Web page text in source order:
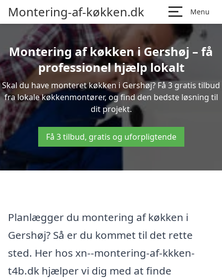
Montering-af-køkken.dk Menu
Montering af køkken i Gershøj – få
professionel hjælp lokalt
Skal du have monteret køkken i Gershøj? Få 3 gratis tilbud
fra lokale køkkenmontører, og find den bedste løsning til
dit projekt.
Få 3 tilbud, gratis og uforpligtende
Planlægger du montering af køkken i
Gershøj? Så er du kommet til det rette
sted. Her hos xn--montering-af-kkken-
t4b.dk hjælper vi dig med at finde